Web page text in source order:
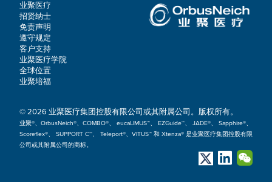
业聚医疗
招贤纳士
免责声明
遵守规定
客户支持
业聚医疗学院
全球位置
业聚培福
© 2026 业聚医疗集团控股有限公司或其附属公司。版权所有。
业聚®、OrbusNeich®、COMBO®、 eucaLIMUS™、 EZGuide™、 JADE®、 Sapphire®、
Scoreflex®、 SUPPORT C™、 Teleport®、VITUS™ 和 Xtenza® 是业聚医疗集团控股有限
公司或其附属公司的商标。